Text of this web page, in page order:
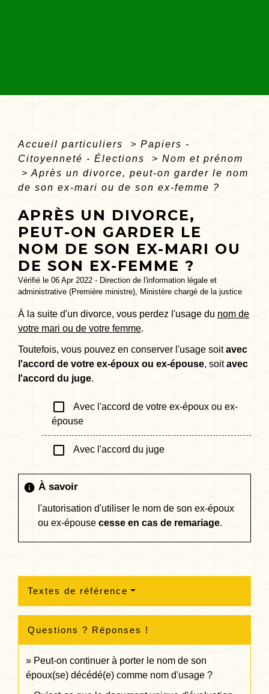
Accueil particuliers > Papiers -
Citoyenneté - Élections
> Nom et prénom
> Après un divorce, peut-on garder le nom
de son ex-mari ou de son ex-femme ?
APRÈS UN DIVORCE,
PEUT-ON GARDER LE
NOM DE SON EX-MARI OU
DE SON EX-FEMME ?
Vérifié le 06 Apr 2022 - Direction de l'information légale et
administrative (Première ministre), Ministère chargé de la justice
À la suite d'un divorce, vous perdez l'usage du nom de
votre mari ou de votre femme.
Toutefois, vous pouvez en conserver l'usage soitavec
l'accord de votre ex-époux ou ex-épouse, soitavec
l'accord du juge.
check_box_outline_blank
Avec l'accord de votre ex-époux ou ex-
épouse
check_box_outline_blank Avec l'accord du juge
info À savoir
l'autorisation d'utiliser le nom de son ex-époux
ou ex-épouse cesse en cas de remariage.
Textes de référence
Questions ? Réponses !
Peut-on continuer à porter le nom de son
époux(se) décédé(e) comme nom d'usage ?